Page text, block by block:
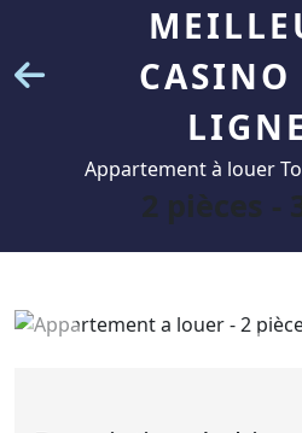
CASINO
LIGNE
Appartement à louer
2 pièces -